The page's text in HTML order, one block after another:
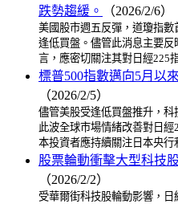
跌勢趨緩。
（2026/2/6）
美國股市週五反彈，道瓊指數
逢低買盤。儘管此消息主要
言，應密切關注其對日經225
標普500指數邁向5月以
（2026/2/5）
儘管美股受逢低買盤推升，
此波全球市場情緒改善對日
本投資者應持續關注日本央
股票輪動衝擊大型科技
（2026/2/2）
受華爾街科技股輪動影響，